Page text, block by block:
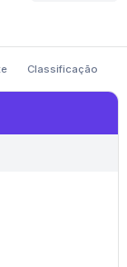
Classificação